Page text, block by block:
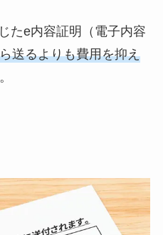
たe内容証明（電子内容
送るよりも費用を抑え